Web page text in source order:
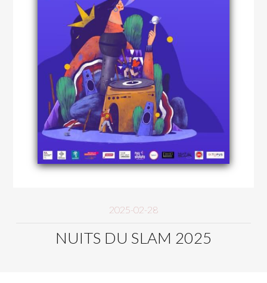
2025-02-28
NUITS DU SLAM 2025